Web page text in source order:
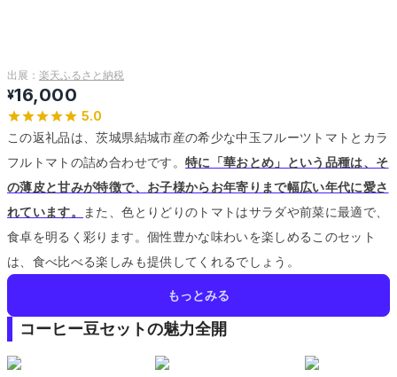
出展： 楽天ふるさと納税
¥16,000
5.0
この返礼品は、茨城県結城市産の希少な中玉フルーツトマトとカラ
フルトマトの詰め合わせです。 特に「華おとめ」という品種は、そ
の薄皮と甘みが特徴で、お子様からお年寄りまで幅広い年代に愛さ
れています。
また、色とりどりのトマトはサラダや前菜に最適で、
食卓を明るく彩ります。 個性豊かな味わいを楽しめるこのセット
は、食べ比べる楽しみも提供してくれるでしょう。
もっとみる
コーヒー豆セットの魅力全開